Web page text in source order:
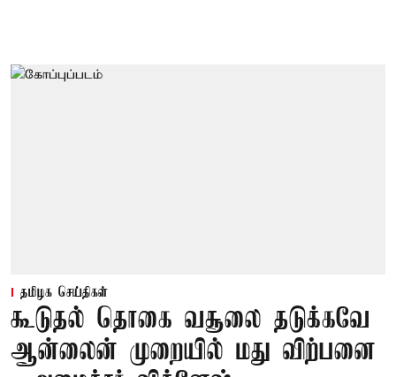
தமிழக செய்திகள்
கூடுதல் தொகை வசூலை தடுக்கவே
ஆன்லைன் முறையில் மது விற்பனை